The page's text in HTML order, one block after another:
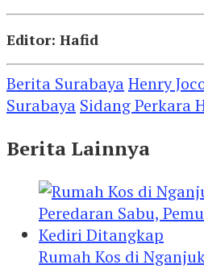
Editor: Hafid
Berita SurabayaHenry
Surabaya Sidang Perkara
Berita Lainnya
Rumah Kos di